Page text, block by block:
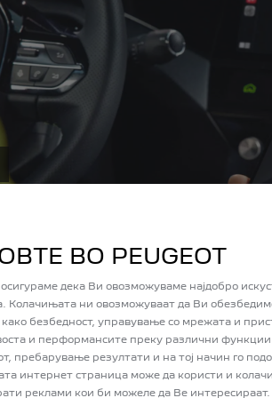
за Android AutoTM и Apple
КОНТРОЛА
ја температурата кај Вашиот електричен
пред да влезете.
ВО PEUGEOT
дека Ви овозможуваме најдобро
Колачињата ни овозможуваат да Ви
безбедност, управување со мрежата и
и перформансите преку различни
пребарување резултати и на тој начин го
интернет страница може да користи и
реклами кои би можеле да Ве интересираат.